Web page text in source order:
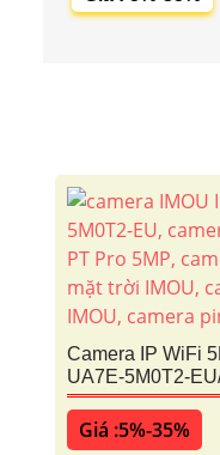
Camera IP WiFi
UA7E-5M0T2-
Giá :5%-35%